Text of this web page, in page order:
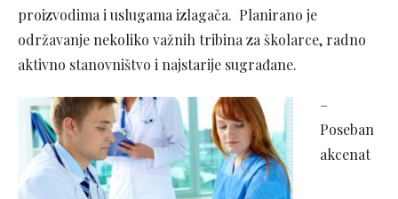
proizvodima i uslugama izlagača. Planirano je
održavanje nekoliko važnih tribina za školarce, radno
aktivno stanovništvo i najstarije sugrađane.
–
Poseban
akcenat